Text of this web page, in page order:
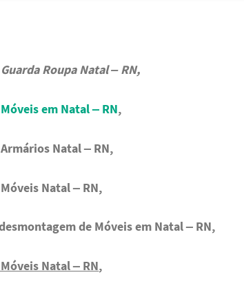
Roupa Natal – RN,
em Natal – RN,
Natal – RN,
Natal – RN,
de Móveis em Natal – RN,
Natal – RN,